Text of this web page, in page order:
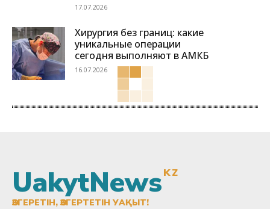
17.07.2026
Хирургия без границ: какие
уникальные операции
сегодня выполняют в АМКБ
16.07.2026
UakytNewsKZ
ӨЗГЕРЕТІН, ӨЗГЕРТЕТІН УАҚЫТ!